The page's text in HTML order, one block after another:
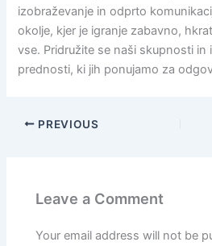
izobraževanje in odprto
okolje, kjer je igranje zabavno,
vse. Pridružite se naši skupnosti in
prednosti, ki jih ponujamo za
PREVIOUS
Leave a Comment
Your email address will not be